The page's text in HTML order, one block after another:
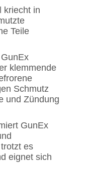
kriecht in
Teile
klemmende
Schmutz
und Zündung
GunEx
es
eignet sich